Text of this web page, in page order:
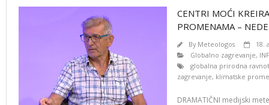
CENTRI MOĆI
PROMENAMA –
By Meteologos
18.
Globalno zagrevanje,
globalna prirodna
zagrevanje, klimatske
DRAMATIČNI medijski